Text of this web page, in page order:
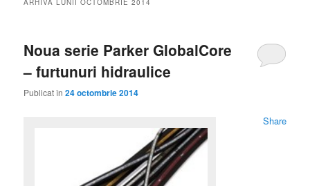
Noua serie Parker GlobalCore
– furtunuri hidraulice
Publicat în24 octombrie 2014
Share